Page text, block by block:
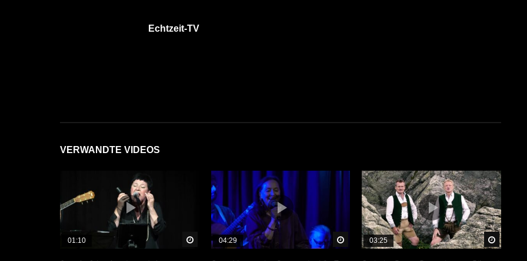
Echtzeit-TV
VERWANDTE VIDEOS
Später Ansehen
01:10 Später Ansehen
04:29 Später
03:25